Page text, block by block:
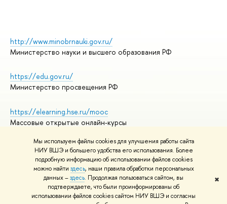
Мы используем файлы cookies для улучшения работы сайта
НИУ ВШЭ и большего удобства его использования. Более
подробную информацию об использовании файлов cookies
можно найти здесь, наши правила обработки персональных
данных –здесь. Продолжая пользоваться сайтом, вы
подтверждаете, что были проинформированы об
использовании файлов cookies сайтом НИУ ВШЭ и согласны
✖
http://www.minobrnauki.gov.ru/
Министерство науки и высшего образования РФ
https://edu.gov.ru/
Министерство просвещения РФ
https://elearning.hse.ru/mooc
Массовые открытые онлайн-курсы
© НИУ ВШЭ 1993–2026
Адреса и контакты
Условия использования материалов
Политика конфиденциальности
Правила применения рекомендательных технологий в НИУ ВШЭ